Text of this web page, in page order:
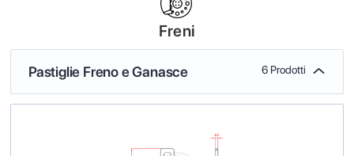
Freni
Pastiglie Freno e Ganasce 6 Prodotti